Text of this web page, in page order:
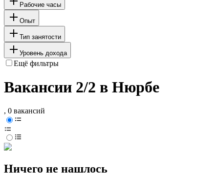
Рабочие часы
Опыт
Тип занятости
Уровень дохода
Ещё фильтры
Вакансии 2/2 в Нюрбе
, 0 вакансий
Ничего не нашлось